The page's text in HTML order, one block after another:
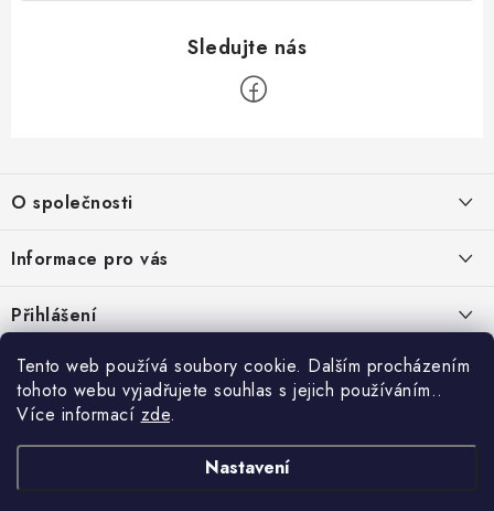
Tento web používá soubory cookie. Dalším procházením
tohoto webu vyjadřujete souhlas s jejich používáním..
Více informací zde.
Nastavení
p
a
O společnosti
O nás
Recenze zákazníků
Novinky, návody, blog
Sponzorujeme
Informace pro vás
Obchodní podmínky
Doprava
Způsoby platby
Přihlášení
Přijímáme online platby
Vytvořil Shoptet